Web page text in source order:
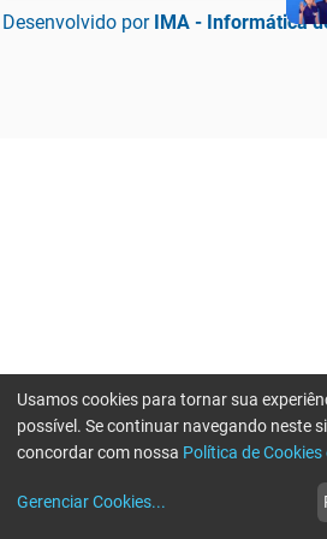
Desenvolvido por IMA - Informática
Usamos cookies para tornar sua
possível. Se continuar navegando neste
concordar com nossa Política de
Gerenciar Cookies...
Erro ao enviar informações, por favor